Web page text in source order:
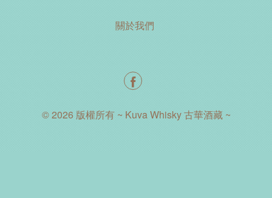
關於我們
© 2026 版權所有 ~ Kuva Whisky 古華酒藏 ~